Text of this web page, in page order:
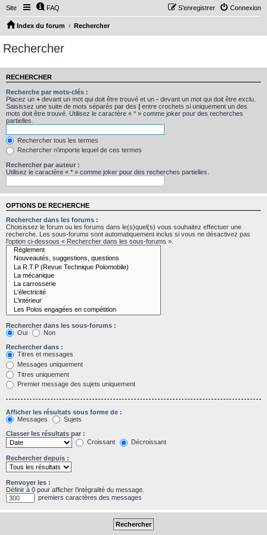
Site FAQ Connexion
S’enregistrer
Index du forum Rechercher
Rechercher
RECHERCHER
Recherche par mots-clés :
Placez un + devant un mot qui doit être trouvé et un - devant un mot qui doit être exclu.
Saisissez une suite de mots séparés par des | entre crochets si uniquement un des
mots doit être trouvé. Utilisez le caractère « * » comme joker pour des recherches
partielles.
Rechercher tous les termes
Rechercher n’importe lequel de ces termes
Rechercher par auteur :
Utilisez le caractère « * » comme joker pour des recherches partielles.
OPTIONS DE RECHERCHE
Rechercher dans les forums :
Choisissez le forum ou les forums dans le(s)quel(s) vous souhaitez effectuer une
recherche. Les sous-forums sont automatiquement inclus si vous ne désactivez pas
l’option ci-dessous « Rechercher dans les sous-forums ».
Rechercher dans les sous-forums :
Oui
Non
Rechercher dans :
Titres et messages
Messages uniquement
Titres uniquement
Premier message des sujets uniquement
Afficher les résultats sous forme de :
Messages
Sujets
Classer les résultats par :
Croissant
Décroissant
Rechercher depuis :
Renvoyer les :
Définir à 0 pour afficher l’intégralité du message.
premiers caractères des messages